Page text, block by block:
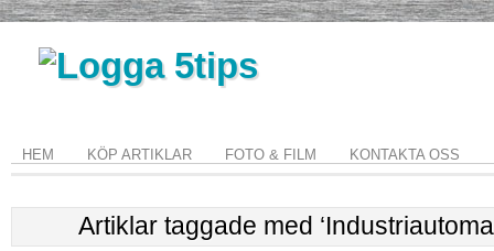
HEM KÖP ARTIKLAR FOTO & FILM KONTAKTA OSS
Artiklar taggade med